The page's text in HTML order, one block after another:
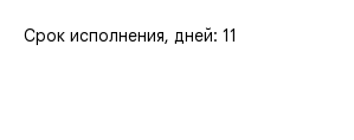
Срок исполнения, дней: 11